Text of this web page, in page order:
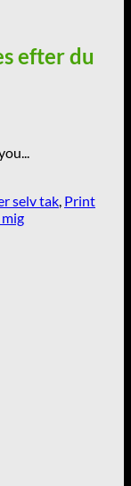
efter du
selv tak Print